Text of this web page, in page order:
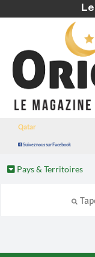
Qatar
Suivez nous sur Facebook
Pays & Territoires